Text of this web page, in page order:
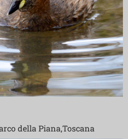
della Piana,Toscana